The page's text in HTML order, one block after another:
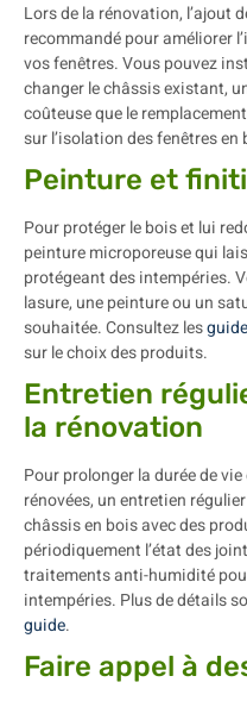
Lors de la rénovation, l’ajout
recommandé pour améliorer
vos fenêtres. Vous pouvez
changer le châssis existant,
coûteuse que le
sur l’isolation des fenêtres en
Peinture et
Pour protéger le bois et lui
peinture microporeuse qui
protégeant des intempéries.
lasure, une peinture ou un
souhaitée. Consultez les
sur le choix des produits.
Entretien
la rénovation
Pour prolonger la durée de vie
rénovées, un entretien
châssis en bois avec des
périodiquement l’état des
traitements anti-humidité
intempéries. Plus de détails
guide.
Faire appel à